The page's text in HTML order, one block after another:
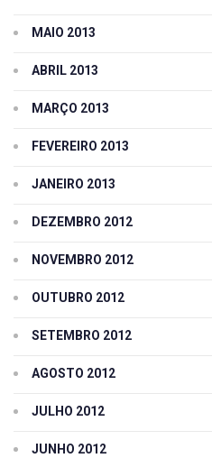
MAIO 2013
ABRIL 2013
MARÇO 2013
FEVEREIRO 2013
JANEIRO 2013
DEZEMBRO 2012
NOVEMBRO 2012
OUTUBRO 2012
SETEMBRO 2012
AGOSTO 2012
JULHO 2012
JUNHO 2012